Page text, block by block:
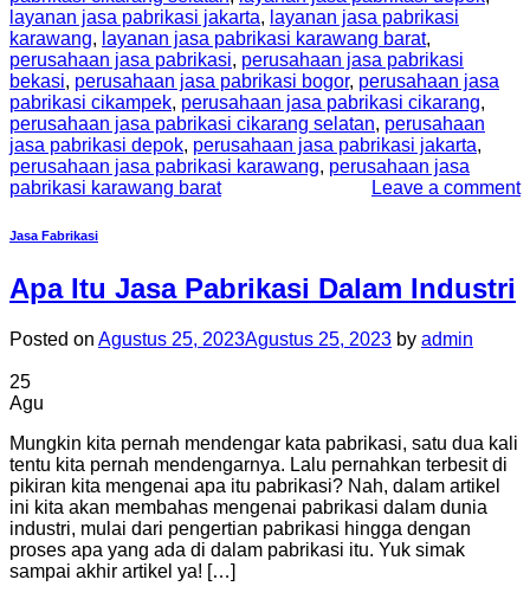
layanan jasa pabrikasi jakarta, layanan jasa pabrikasi
karawang, layanan jasa pabrikasi karawang barat,
perusahaan jasa pabrikasi, perusahaan jasa pabrikasi
bekasi, perusahaan jasa pabrikasi bogor, perusahaan jasa
pabrikasi cikampek, perusahaan jasa pabrikasi cikarang,
perusahaan jasa pabrikasi cikarang selatan, perusahaan
jasa pabrikasi depok, perusahaan jasa pabrikasi jakarta,
perusahaan jasa pabrikasi karawang, perusahaan jasa
pabrikasi karawang barat
Leave a comment
Jasa Fabrikasi
Apa Itu Jasa Pabrikasi Dalam Industri
Posted on Agustus 25, 2023Agustus 25, 2023 by admin
25
Agu
Mungkin kita pernah mendengar kata pabrikasi, satu dua kali
tentu kita pernah mendengarnya. Lalu pernahkan terbesit di
pikiran kita mengenai apa itu pabrikasi? Nah, dalam artikel
ini kita akan membahas mengenai pabrikasi dalam dunia
industri, mulai dari pengertian pabrikasi hingga dengan
proses apa yang ada di dalam pabrikasi itu. Yuk simak
sampai akhir artikel ya! […]